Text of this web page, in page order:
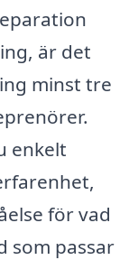
är det
minst tre
enkelt
för vad
som passar